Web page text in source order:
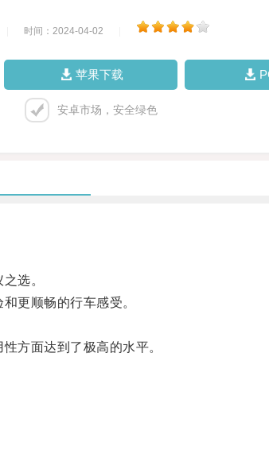
时间：2024-04-02
苹果下载
安卓市场，安全绿色
选。
更顺畅的行车感受。
方面达到了极高的水平。